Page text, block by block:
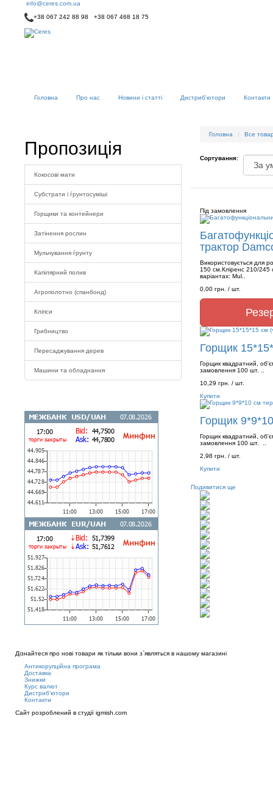
info@ceres.com.ua
+38 067 242 88 98 +38 067 468 18 75
Головна Про нас Новини і статті Дистриб'ютори Контакти
Пропозиція
Кокосові мати
Субстрати і ѓрунтосуміші
Горщики та контейнери
Затінення рослин
Мульчування ѓрунту
Капілярний полив
Агрополотно (спанбонд)
Кліпси
Грибництво
Пересаджування дерев
Машини та обладнання
Головна Все
Сортування:
Під замовлення
трактор
Використовується для
150 см.Кліренс 210/
варіантах: Mul..
0,00 грн. / шт.
Горщик
Горщик квадратний,
замовлення 100 шт. ..
10,29 грн. / шт.
Купити
Горщик
Горщик квадратний,
замовлення 100 шт. ..
2,98 грн. / шт.
Купити
Подивитися ще
Дізнайтеся про нові товари як тільки вони з`являться в нашому магазині
Антикорупційна програма
Доставка
Знижки
Курс валют
Дистриб'ютори
Контакти
Сайт розроблений в студії igmish.com